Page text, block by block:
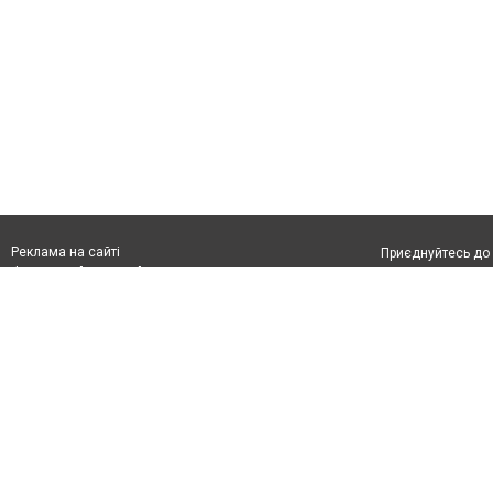
Реклама на сайті
Франшиза "CitySites"
Приєднуйтесь до